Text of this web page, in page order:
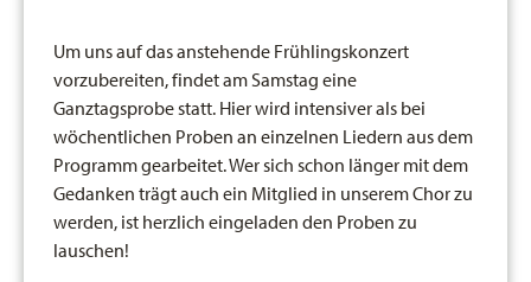
Um uns auf das anstehende Frühlingskonzert
vorzubereiten, findet am Samstag eine
Ganztagsprobe statt. Hier wird intensiver als bei
wöchentlichen Proben an einzelnen Liedern aus dem
Programm gearbeitet. Wer sich schon länger mit dem
Gedanken trägt auch ein Mitglied in unserem Chor zu
werden, ist herzlich eingeladen den Proben zu
lauschen!